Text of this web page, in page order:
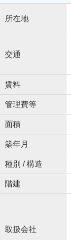
所在地
交通
賃料
管理費等
面積
築年月
種別 / 構造
階建
取扱会社